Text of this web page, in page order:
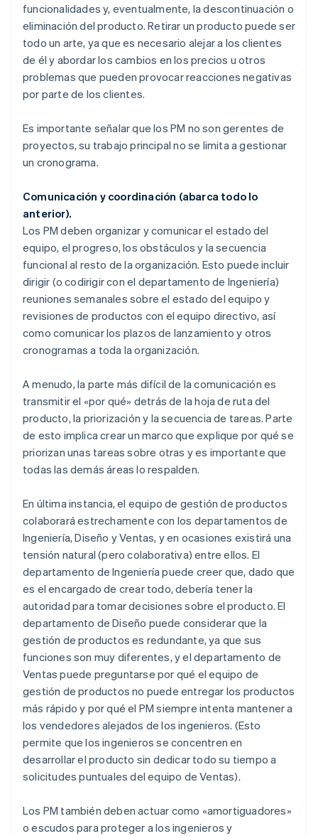
funcionalidades y, eventualmente, la descontinuación o
eliminación del producto. Retirar un producto puede ser
todo un arte, ya que es necesario alejar a los clientes
de él y abordar los cambios en los precios u otros
problemas que pueden provocar reacciones negativas
por parte de los clientes.
Es importante señalar que los PM no son gerentes de
proyectos, su trabajo principal no se limita a gestionar
un cronograma.
Comunicación y coordinación (abarca todo lo
anterior).
Los PM deben organizar y comunicar el estado del
equipo, el progreso, los obstáculos y la secuencia
funcional al resto de la organización. Esto puede incluir
dirigir (o codirigir con el departamento de Ingeniería)
reuniones semanales sobre el estado del equipo y
revisiones de productos con el equipo directivo, así
como comunicar los plazos de lanzamiento y otros
cronogramas a toda la organización.
A menudo, la parte más difícil de la comunicación es
transmitir el «por qué» detrás de la hoja de ruta del
producto, la priorización y la secuencia de tareas. Parte
de esto implica crear un marco que explique por qué se
priorizan unas tareas sobre otras y es importante que
todas las demás áreas lo respalden.
En última instancia, el equipo de gestión de productos
colaborará estrechamente con los departamentos de
Ingeniería, Diseño y Ventas, y en ocasiones existirá una
tensión natural (pero colaborativa) entre ellos. El
departamento de Ingeniería puede creer que, dado que
es el encargado de crear todo, debería tener la
autoridad para tomar decisiones sobre el producto. El
departamento de Diseño puede considerar que la
gestión de productos es redundante, ya que sus
funciones son muy diferentes, y el departamento de
Ventas puede preguntarse por qué el equipo de
gestión de productos no puede entregar los productos
más rápido y por qué el PM siempre intenta mantener a
los vendedores alejados de los ingenieros. (Esto
permite que los ingenieros se concentren en
desarrollar el producto sin dedicar todo su tiempo a
solicitudes puntuales del equipo de Ventas).
Los PM también deben actuar como «amortiguadores»
o escudos para proteger a los ingenieros y